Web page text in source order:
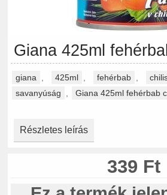
Giana 425ml
giana 425ml fehérbab
savanyúság
Giana 425ml fehérbab
Részletes leírás
339 Ft